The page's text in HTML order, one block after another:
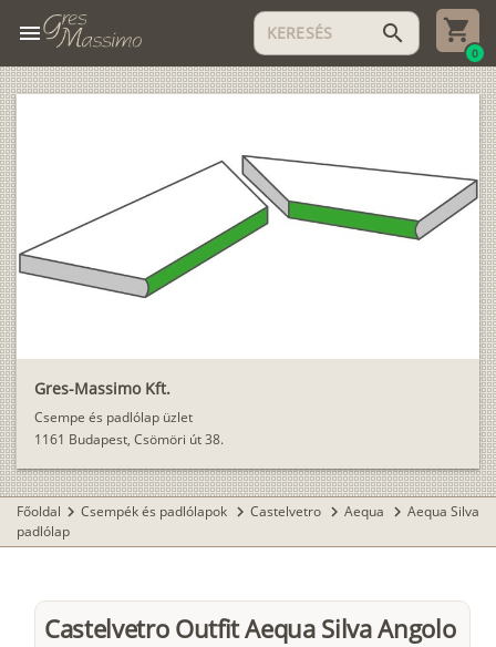
menu search
0
Gres-Massimo Kft.
Csempe és padlólap üzlet
1161 Budapest, Csömöri út 38.
Főoldal chevron_right Csempék és padlólapok chevron_right Castelvetro chevron_right Aequa chevron_right Aequa Silva
padlólap
Castelvetro Outfit Aequa Silva Angolo